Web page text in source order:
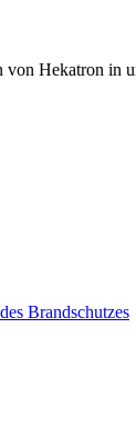
Hekatron in
Brandschutzes